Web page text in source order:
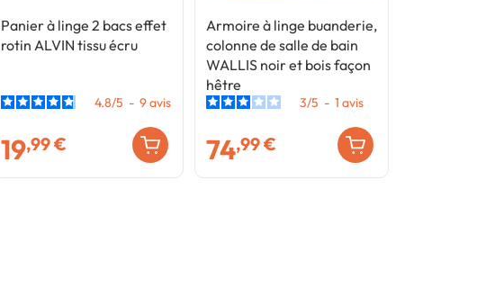
Panier à linge 2 bacs effet
rotin ALVIN tissu écru
4.8/5 - 9avis
19,99 €
Armoire à linge buanderie,
colonne de salle de bain
WALLIS noir et bois façon
hêtre
3/5 - 1 avis
74,99 €